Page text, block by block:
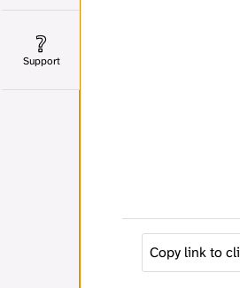
Support
Copy link to